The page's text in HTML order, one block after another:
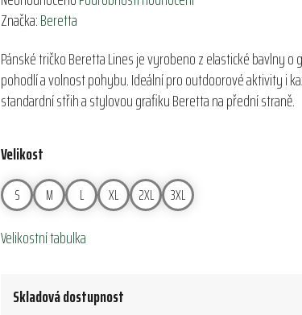
hodnocení
je
0,0
z
hvězdiček.
Značka:Beretta
Pánské tričko Beretta Lines je vyrobeno z elastické bavlny o
pohodlí a volnost pohybu. Ideální pro outdoorové aktivity i
standardní střih a stylovou grafiku Beretta na přední straně.
Velikost
S M L XL 2XL 3XL
Velikostní tabulka
Skladová dostupnost